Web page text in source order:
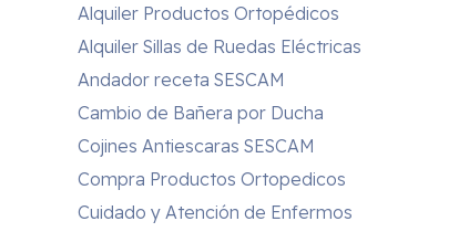
Alquiler Productos Ortopédicos
Alquiler Sillas de Ruedas Eléctricas
Andador receta SESCAM
Cambio de Bañera por Ducha
Cojines Antiescaras SESCAM
Compra Productos Ortopedicos
Cuidado y Atención de Enfermos